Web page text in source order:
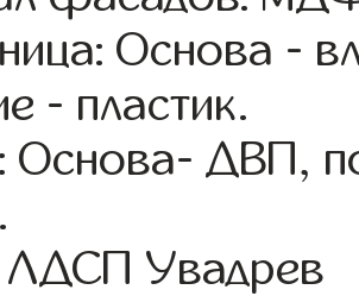
Основа -
- пластик.
Основа- ДВП,
ЛДСП Увадрев